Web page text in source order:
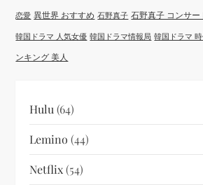
恋愛 異世界 おすすめ 石野真子 石野真子 コンサー
韓国ドラマ 人気女優 韓国ドラマ情報局 韓国ドラマ
ンキング 美人
Hulu (64)
Lemino (44)
Netflix(54)